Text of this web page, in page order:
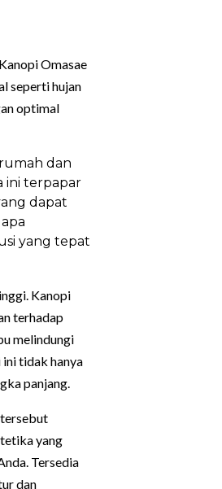
Omasae
seperti hujan
optimal
dan
ini terpapar
dapat
yang tepat
Kanopi
terhadap
melindungi
tidak hanya
panjang.
yang
Tersedia
dan